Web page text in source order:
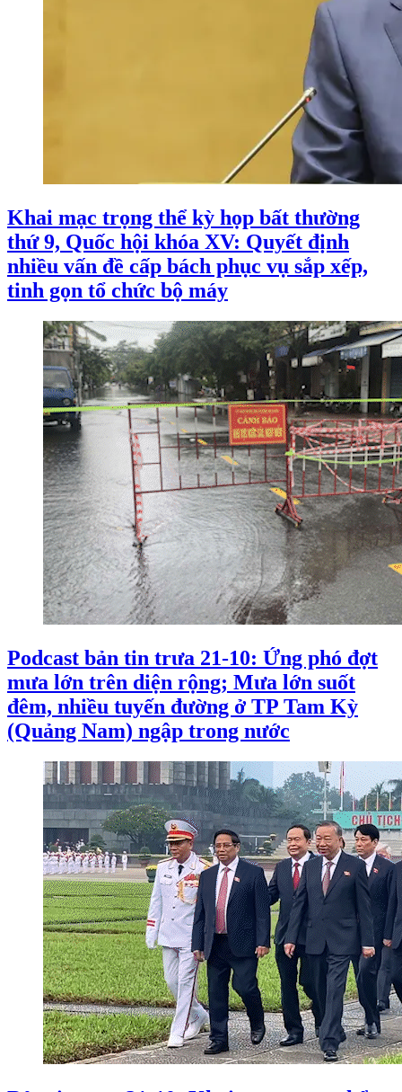
Khai mạc trọng thể kỳ họp bất thường
thứ 9, Quốc hội khóa XV: Quyết định
nhiều vấn đề cấp bách phục vụ sắp xếp,
tinh gọn tổ chức bộ máy
Podcast bản tin trưa 21-10: Ứng phó đợt
mưa lớn trên diện rộng; Mưa lớn suốt
đêm, nhiều tuyến đường ở TP Tam Kỳ
(Quảng Nam) ngập trong nước